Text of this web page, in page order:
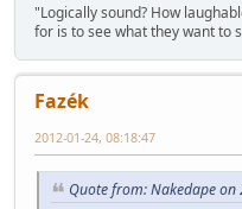
"Logically sound? How
for is to see what they want to
Fazék
2012-01-24, 08:18:47
Quote from: Nakedape